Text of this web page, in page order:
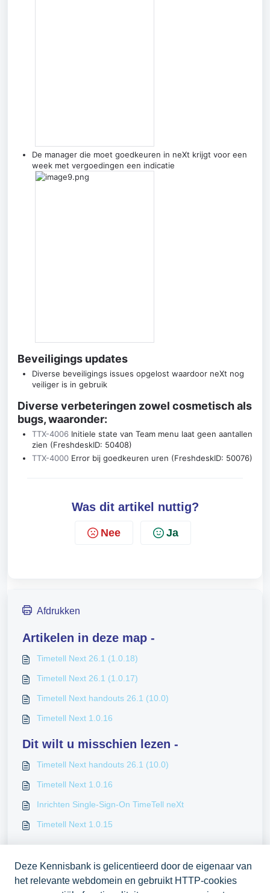
De manager die moet goedkeuren in neXt krijgt voor een
week met vergoedingen een indicatie
Beveiligings updates
Diverse beveiligings issues opgelost waardoor neXt nog
veiliger is in gebruik
Diverse verbeteringen zowel cosmetisch als
bugs, waaronder:
TTX-4006 Initiele state van Team menu laat geen aantallen
zien (FreshdeskID: 50408)
TTX-4000 Error bij goedkeuren uren (FreshdeskID: 50076)
Was dit artikel nuttig?
Nee Ja
Afdrukken
Artikelen in deze map -
Timetell Next 26.1 (1.0.18)
Timetell Next 26.1 (1.0.17)
Timetell Next handouts 26.1 (10.0)
Timetell Next 1.0.16
Dit wilt u misschien lezen -
Timetell Next handouts 26.1 (10.0)
Timetell Next 1.0.16
Inrichten Single-Sign-On TimeTell neXt
Timetell Next 1.0.15
Deze Kennisbank is gelicentieerd door de eigenaar van
het relevante webdomein en gebruikt HTTP-cookies